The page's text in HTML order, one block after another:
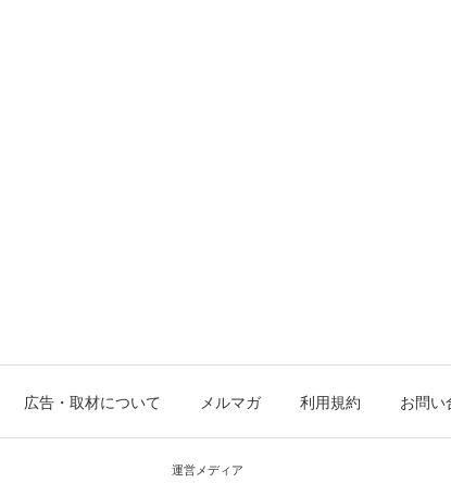
広告・取材について メルマガ 利用規約 お問い
運営メディア